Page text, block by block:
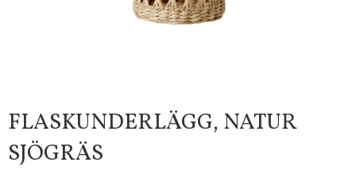
FLASKUNDERLÄGG, NATUR
SJÖGRÄS